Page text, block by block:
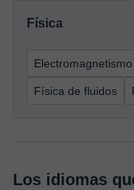
Física
Electromagnetismo
Física de fluidos
Los idiomas